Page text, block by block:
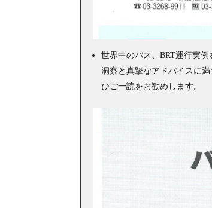
世界中のバス、BRT運行実
洞察と真摯なアドバイスに
ひご一読をお勧めします。